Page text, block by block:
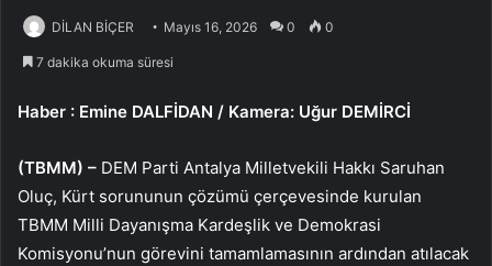
DİLAN BİÇER Mayıs 16, 2026 0 0
7 dakika okuma süresi
Haber : Emine DALFİDAN / Kamera: Uğur DEMİRCİ
(TBMM) – DEM Parti Antalya Milletvekili Hakkı Saruhan
Oluç, Kürt sorununun çözümü çerçevesinde kurulan
TBMM Milli Dayanışma Kardeşlik ve Demokrasi
Komisyonu’nun görevini tamamlamasının ardından atılacak